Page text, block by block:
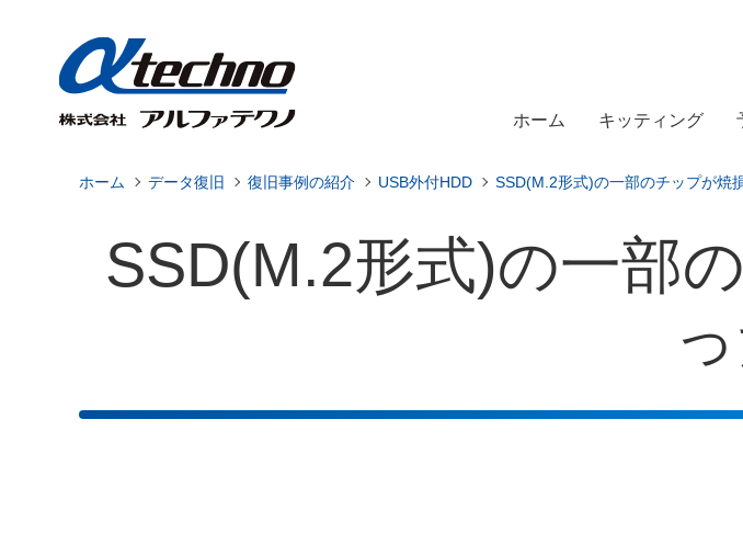
ホーム キッティング
ホーム データ復旧 復旧事例の紹介 USB外付HDD SSD(M.2形式)の一部のチップが焼
SSD(M.2形式)の一部